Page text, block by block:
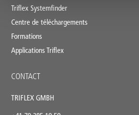
Triflex Systemfinder
Centre de téléchargements
Formations
Applications Triflex
CONTACT
TRIFLEX GMBH